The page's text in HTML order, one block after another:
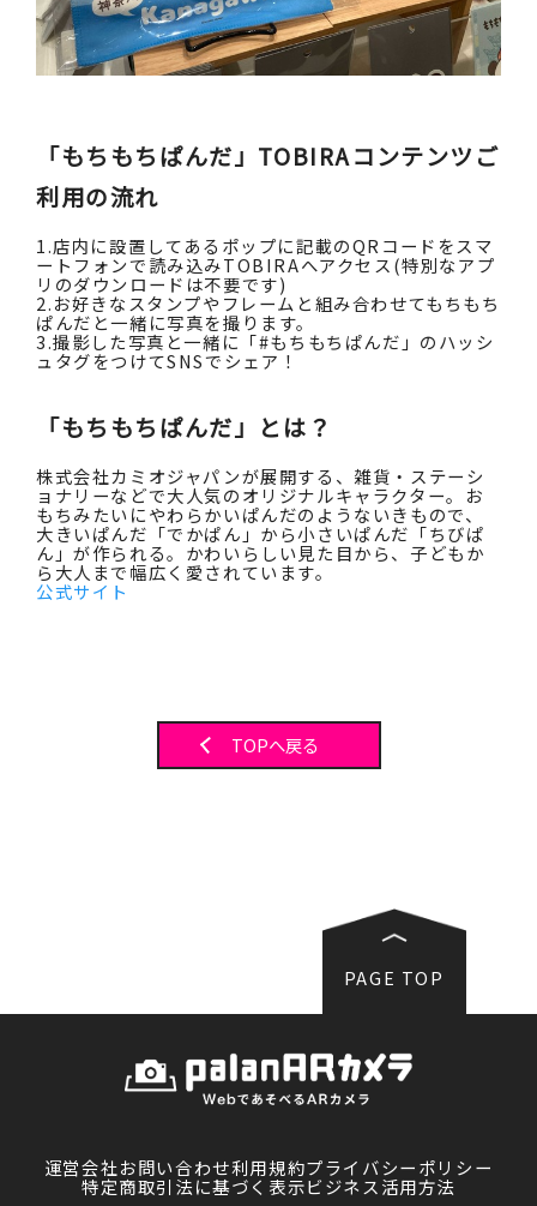
「もちもちぱんだ」TOBIRAコンテンツご
利用の流れ
1.店内に設置してあるポップに記載のQRコードをスマ
ートフォンで読み込みTOBIRAへアクセス(特別なアプ
リのダウンロードは不要です)
2.お好きなスタンプやフレームと組み合わせてもちもち
ぱんだと一緒に写真を撮ります。
3.撮影した写真と一緒に「#もちもちぱんだ」のハッシ
ュタグをつけてSNSでシェア！
「もちもちぱんだ」とは？
株式会社カミオジャパンが展開する、雑貨・ステーシ
ョナリーなどで大人気のオリジナルキャラクター。お
もちみたいにやわらかいぱんだのようないきもので、
大きいぱんだ「でかぱん」から小さいぱんだ「ちびぱ
ん」が作られる。かわいらしい見た目から、子どもか
ら大人まで幅広く愛されています。
公式サイト
TOPへ戻る
PAGE TOP
運営会社お問い合わせ利用規約プライバシーポリシー
特定商取引法に基づく表示ビジネス活用方法